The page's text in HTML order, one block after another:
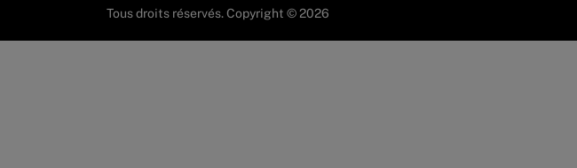
Tous droits réservés. Copyright © 2026